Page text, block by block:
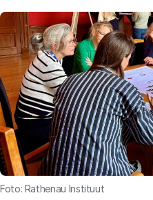
Foto: Rathenau Instituut